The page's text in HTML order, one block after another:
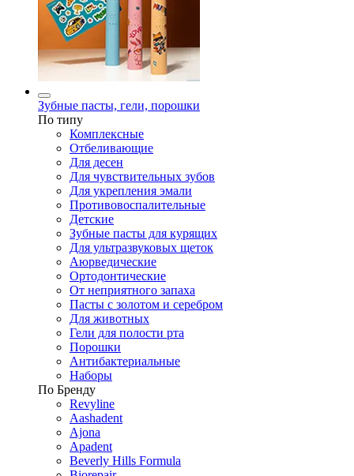
Зубные пасты, гели, порошки
По типу
Комплексные
Отбеливающие
Для десен
Для чувствительных зубов
Для укрепления эмали
Противовоспалительные
Детские
Зубные пасты для курящих
Для ультразвуковых щеток
Аюрведические
Ортодонтические
От неприятного запаха
Пасты с золотом и серебром
Для животных
Гели для полости рта
Порошки
Антибактериальные
Наборы
По Бренду
Revyline
Aashadent
Ajona
Apadent
Beverly Hills Formula